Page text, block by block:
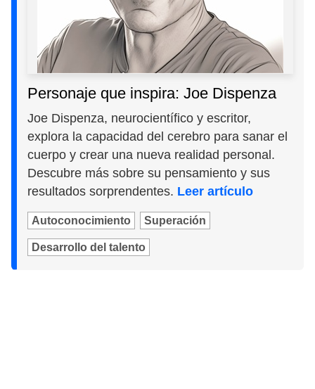
Personaje que inspira: Joe Dispenza
Joe Dispenza, neurocientífico y escritor,
explora la capacidad del cerebro para sanar el
cuerpo y crear una nueva realidad personal.
Descubre más sobre su pensamiento y sus
resultados sorprendentes. Leer artículo
Autoconocimiento Superación
Desarrollo del talento